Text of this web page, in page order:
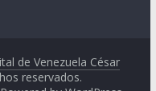
de Venezuela César
reservados.